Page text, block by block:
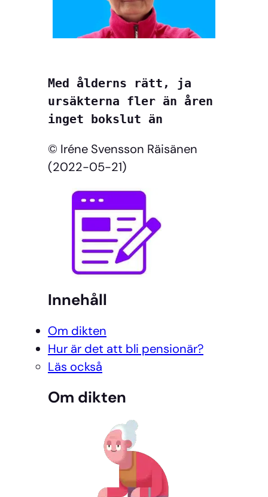
Med ålderns rätt, ja
ursäkterna fler än åren
inget bokslut än
© Iréne Svensson Räisänen
(2022-05-21)
Innehåll
Om dikten
Hur är det att bli pensionär?
Läs också
Om dikten